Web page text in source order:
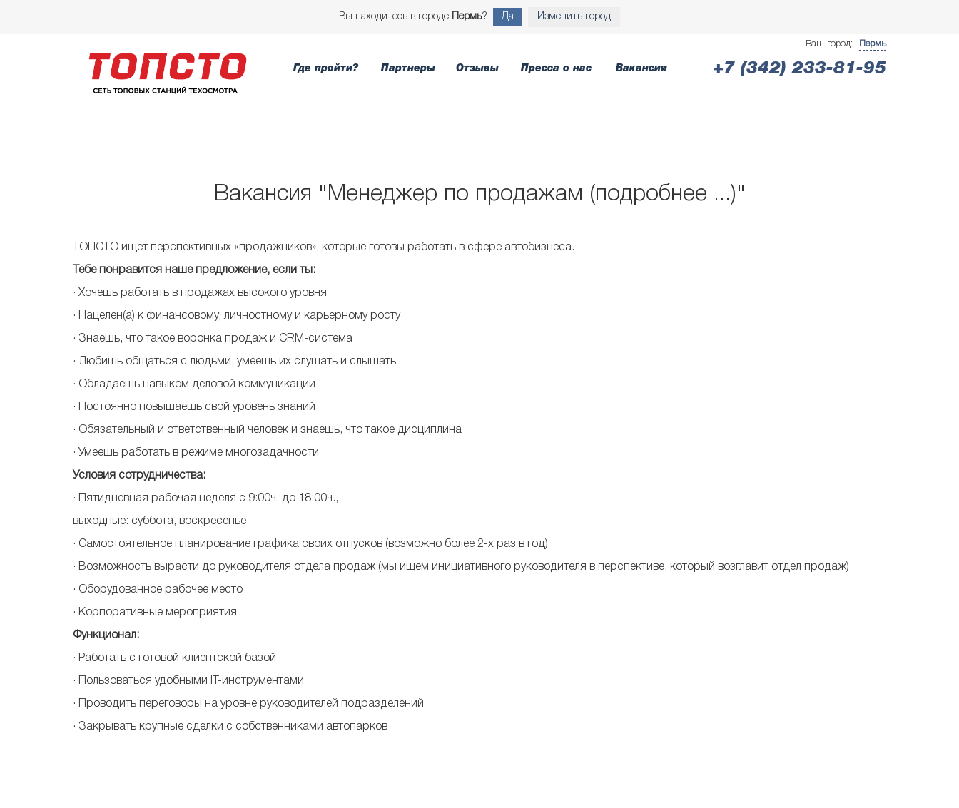
Вы находитесь в городе Пермь? Да Изменить город
Ваш город: Пермь
+7 (342) 233-81-95
Где пройти? Партнеры Отзывы Пресса о нас Вакансии
Вакансия "Менеджер по продажам (подробнее ...)"
ТОПСТО ищет перспективных «продажников», которые готовы работать в сфере автобизнеса.
Тебе понравится наше предложение, если ты:
​· Хочешь работать в продажах высокого уровня
· Нацелен(а) к финансовому, личностному и карьерному росту
· Знаешь, что такое воронка продаж и CRM-система
· Любишь общаться с людьми, умеешь их слушать и слышать
· Обладаешь навыком деловой коммуникации
· Постоянно повышаешь свой уровень знаний
· Обязательный и ответственный человек и знаешь, что такое дисциплина
· Умеешь работать в режиме многозадачности
Условия сотрудничества:
· Пятидневная рабочая неделя с 9:00ч. до 18:00ч.,
выходные: суббота, воскресенье
· Самостоятельное планирование графика своих отпусков (возможно более 2-х раз в год)
· Возможность вырасти до руководителя отдела продаж (мы ищем инициативного руководителя в перспективе, который возглавит отдел продаж)
· Оборудованное рабочее место
· Корпоративные мероприятия
Функционал:
· Работать с готовой клиентской базой
· Пользоваться удобными IT-инструментами
· Проводить переговоры на уровне руководителей подразделений
· Закрывать крупные сделки с собственниками автопарков